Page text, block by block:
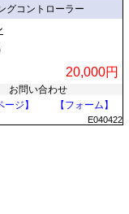
グコントローラー
20,000円
お問い合わせ
ージ】
【フォーム】
E040422